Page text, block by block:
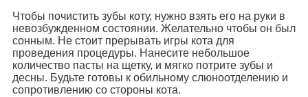
Чтобы почистить зубы коту, нужно взять его на руки в
невозбужденном состоянии. Желательно чтобы он был
сонным. Не стоит прерывать игры кота для
проведения процедуры. Нанесите небольшое
количество пасты на щетку, и мягко потрите зубы и
десны. Будьте готовы к обильному слюноотделению и
сопротивлению со стороны кота.